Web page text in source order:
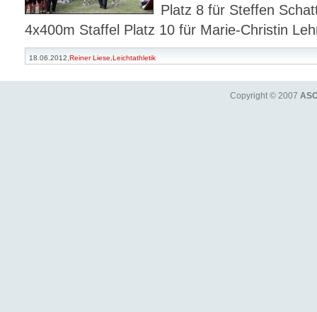
Platz 8 für Steffen
4x400m Staffel Platz 10 für Marie-Christin
18.06.2012,Reiner Liese,Leichtathletik
Copyright © 2007